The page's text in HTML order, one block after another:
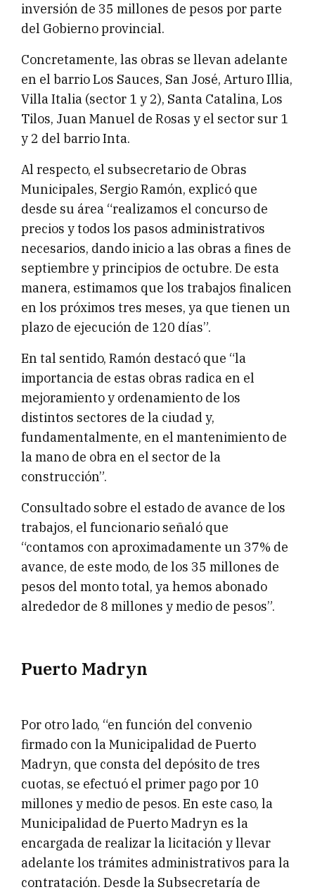
inversión de 35 millones de pesos por parte
del Gobierno provincial.
Concretamente, las obras se llevan adelante
en el barrio Los Sauces, San José, Arturo Illia,
Villa Italia (sector 1 y 2), Santa Catalina, Los
Tilos, Juan Manuel de Rosas y el sector sur 1
y 2 del barrio Inta.
Al respecto, el subsecretario de Obras
Municipales, Sergio Ramón, explicó que
desde su área “realizamos el concurso de
precios y todos los pasos administrativos
necesarios, dando inicio a las obras a fines de
septiembre y principios de octubre. De esta
manera, estimamos que los trabajos finalicen
en los próximos tres meses, ya que tienen un
plazo de ejecución de 120 días”.
En tal sentido, Ramón destacó que “la
importancia de estas obras radica en el
mejoramiento y ordenamiento de los
distintos sectores de la ciudad y,
fundamentalmente, en el mantenimiento de
la mano de obra en el sector de la
construcción”.
Consultado sobre el estado de avance de los
trabajos, el funcionario señaló que
“contamos con aproximadamente un 37% de
avance, de este modo, de los 35 millones de
pesos del monto total, ya hemos abonado
alrededor de 8 millones y medio de pesos”.
Puerto Madryn
Por otro lado, “en función del convenio
firmado con la Municipalidad de Puerto
Madryn, que consta del depósito de tres
cuotas, se efectuó el primer pago por 10
millones y medio de pesos. En este caso, la
Municipalidad de Puerto Madryn es la
encargada de realizar la licitación y llevar
adelante los trámites administrativos para la
contratación. Desde la Subsecretaría de